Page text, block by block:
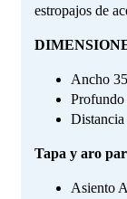
estropajos de
Ancho
Distancia
Tapa y aro
Asiento